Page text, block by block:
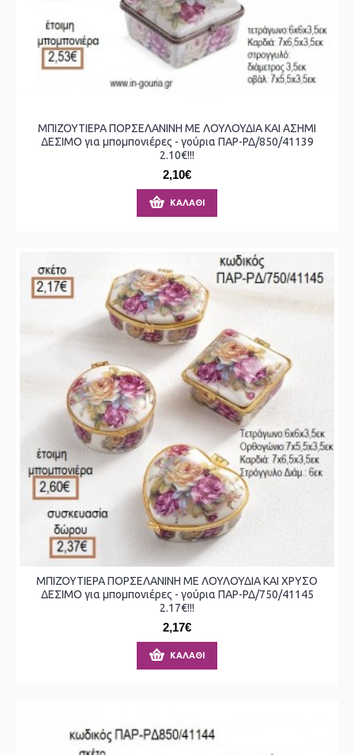
ΜΠΙΖΟΥΤΙΕΡΑ ΠΟΡΣΕΛΑΝΙΝΗ ΜΕ ΛΟΥΛΟΥΔΙΑ ΚΑΙ ΑΣΗΜΙ
ΔΕΣΙΜΟ για μπομπονιέρες - γούρια ΠΑΡ-ΡΔ/850/41139
2.10€!!!
2,10€
ΚΑΛΆΘΙ
ΜΠΙΖΟΥΤΙΕΡΑ ΠΟΡΣΕΛΑΝΙΝΗ ΜΕ ΛΟΥΛΟΥΔΙΑ ΚΑΙ ΧΡΥΣΟ
ΔΕΣΙΜΟ για μπομπονιέρες - γούρια ΠΑΡ-ΡΔ/750/41145
2.17€!!!
2,17€
ΚΑΛΆΘΙ